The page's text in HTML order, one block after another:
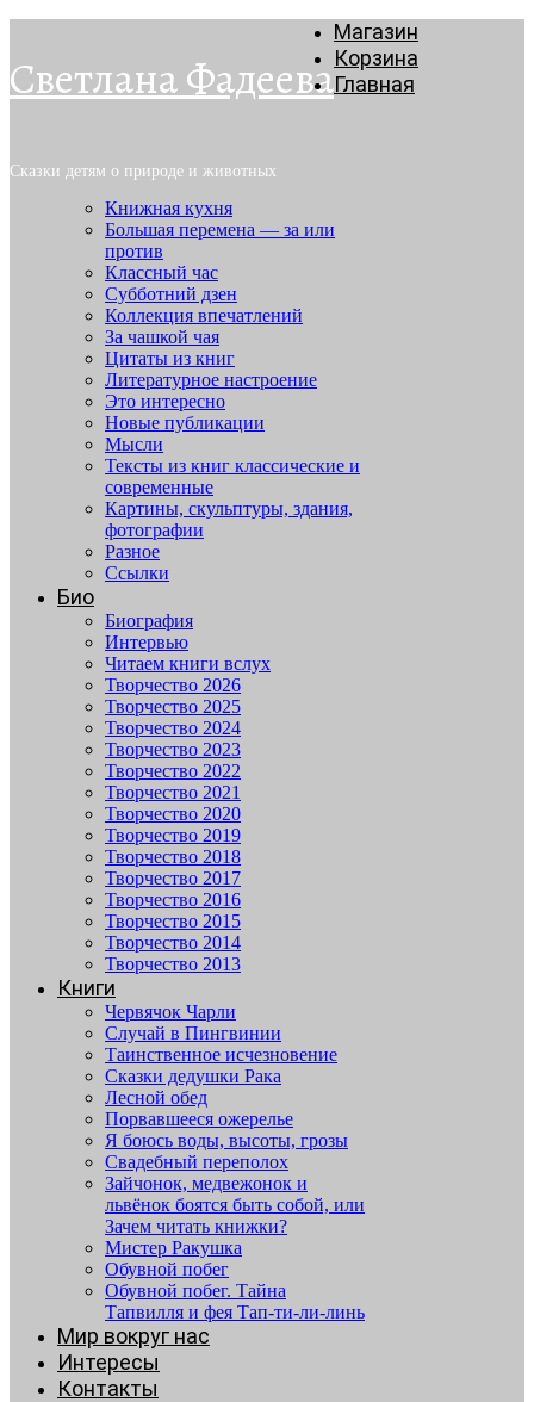
Светлана Фадеева
Сказки детям о природе и животных
Магазин
Корзина
Главная
Книжная кухня
Большая перемена — за или
против
Классный час
Субботний дзен
Коллекция впечатлений
За чашкой чая
Цитаты из книг
Литературное настроение
Это интересно
Новые публикации
Мысли
Тексты из книг классические и
современные
Картины, скульптуры, здания,
фотографии
Разное
Ссылки
Био
Биография
Интервью
Читаем книги вслух
Творчество 2026
Творчество 2025
Творчество 2024
Творчество 2023
Творчество 2022
Творчество 2021
Творчество 2020
Творчество 2019
Творчество 2018
Творчество 2017
Творчество 2016
Творчество 2015
Творчество 2014
Творчество 2013
Книги
Червячок Чарли
Случай в Пингвинии
Таинственное исчезновение
Сказки дедушки Рака
Лесной обед
Порвавшееся ожерелье
Я боюсь воды, высоты, грозы
Свадебный переполох
Зайчонок, медвежонок и
львёнок боятся быть собой, или
Зачем читать книжки?
Мистер Ракушка
Обувной побег
Обувной побег. Тайна
Тапвилля и фея Тап-ти-ли-линь
Мир вокруг нас
Интересы
Контакты